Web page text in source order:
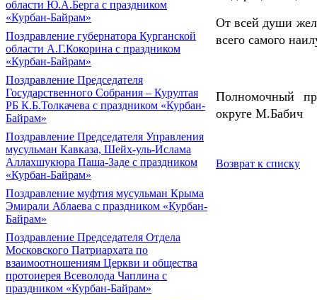
области Ю.А.Берга с праздником
«Курбан-Байрам»
Поздравление губернатора Курганской
области А.Г.Кокорина с праздником
«Курбан-Байрам»
Поздравление Председателя
Государственного Собрания – Курултая
РБ К.Б.Толкачева с праздником «Курбан-
Байрам»
Поздравление Председателя Управления
мусульман Кавказа, Шейх-уль-Ислама
Аллахшукюра Паша-Заде с праздником
«Курбан-Байрам»
Поздравление муфтия мусульман Крыма
Эмирали Аблаева с праздником «Курбан-
Байрам»
Поздравление Председателя Отдела
Московского Патриархата по
взаимоотношениям Церкви и общества
протоиерея Всеволода Чаплина с
праздником «Курбан-Байрам»
От всей души
всего самого
Полномочный
округе М.Бабич
Возврат к списку